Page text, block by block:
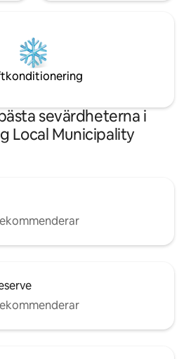
sevärdheterna i
Local Municipality